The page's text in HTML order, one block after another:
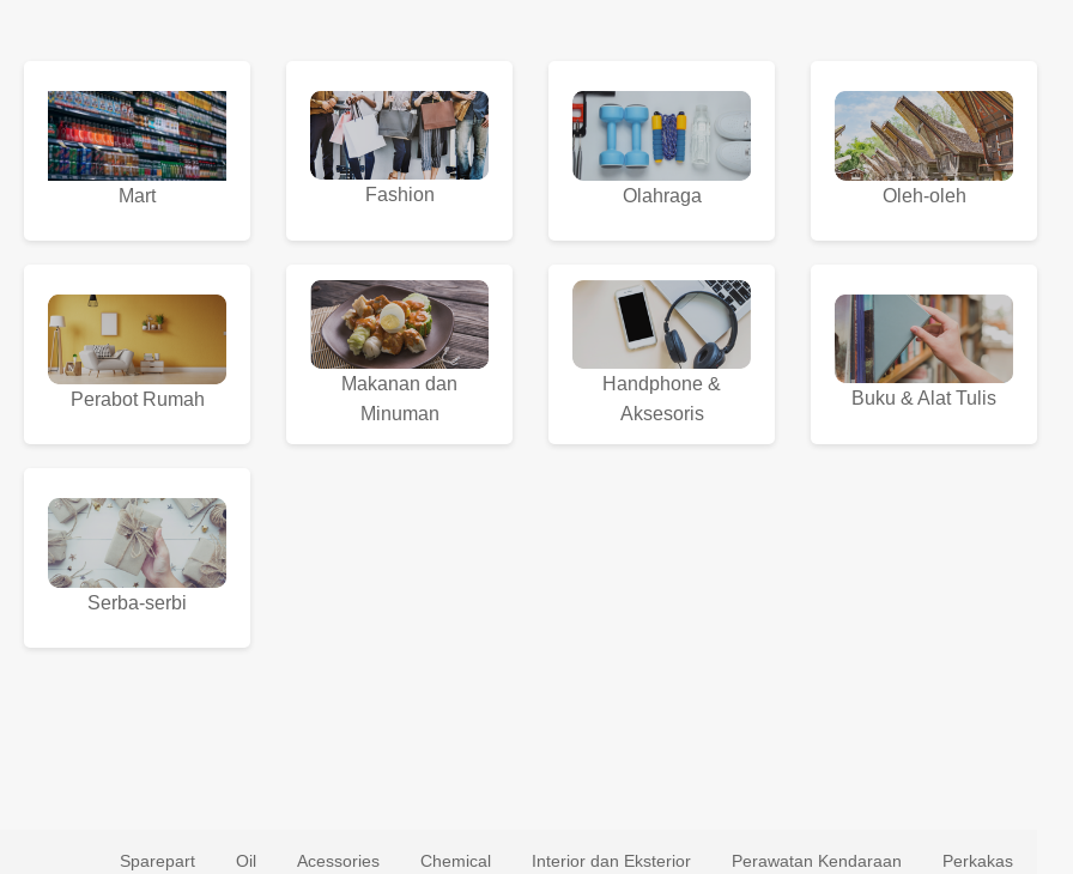
Mart Fashion Olahraga Oleh-oleh
Perabot Rumah
Makanan dan
Minuman
Handphone &
Aksesoris
Buku & Alat Tulis
Serba-serbi
Sparepart Oil Acessories Chemical Interior dan Eksterior Perawatan Kendaraan Perkakas